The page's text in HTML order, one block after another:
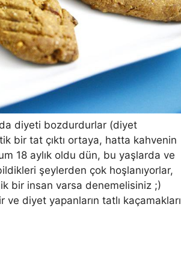
diyeti bozdurdurlar (diyet
bir tat çıktı ortaya, hatta kahvenin
18 aylık oldu dün, bu yaşlarda ve
şeylerden çok hoşlanıyorlar,
bir insan varsa denemelisiniz ;)
diyet yapanların tatlı kaçamakları